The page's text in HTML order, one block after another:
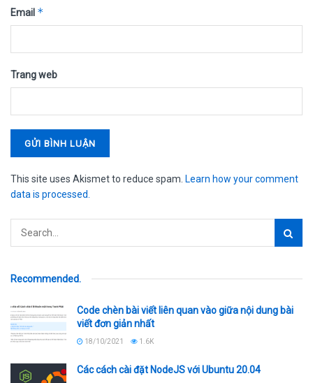
Email *
Trang web
This site uses Akismet to reduce spam. Learn how your comment
data is processed.
Recommended.
Code chèn bài viết liên quan vào giữa nội dung bài
viết đơn giản nhất
18/10/2021 1.6K
Các cách cài đặt NodeJS với Ubuntu 20.04